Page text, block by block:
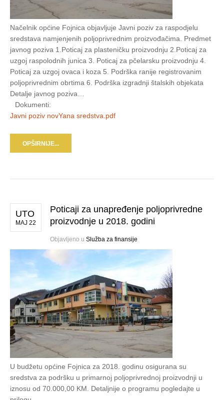
Načelnik općine Fojnica objavljuje Javni poziv za raspodjelu
sredstava namjenjenih poljoprivrednim proizvođačima. Predmet
javnog poziva 1.Poticaj za plasteničku proizvodnju 2.Poticaj za
uzgoj raspolodnih junica 3. Poticaj za pčelarsku proizvodnju 4.
Poticaj za uzgoj ovaca i koza 5. Podrška ranije registrovanim
poljoprivrednim obrtima 6. Podrška izgradnji štalskih objekata
Detalje javnog poziva…
Dokumenti:
Javni poziv novYana sredstva.pdf
OPŠIRNIJE...
UTO
MAJ 22
Poticaji za unapređenje poljoprivredne
proizvodnje u 2018. godini
Objavljeno u Služba za finansije
U budžetu općine Fojnica za 2018. godinu osigurana su
sredstva za podršku u primarnoj poljoprivrednoj proizvodnji u
iznosu od 70.000,00 KM. Detaljnije o programu pogledajte u